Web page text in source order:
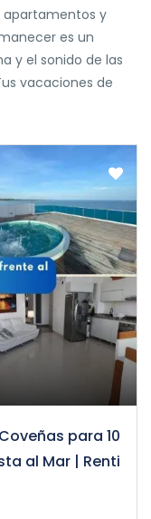
apartamentos y
es un
y el sonido de las
vacaciones de
para 10
al Mar | Renti